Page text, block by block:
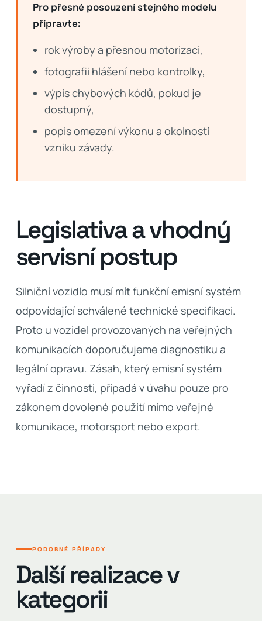
Pro přesné posouzení stejného modelu
připravte:
rok výroby a přesnou motorizaci,
fotografii hlášení nebo kontrolky,
výpis chybových kódů, pokud je
dostupný,
popis omezení výkonu a okolností
vzniku závady.
Legislativa a vhodný
servisní postup
Silniční vozidlo musí mít funkční emisní systém
odpovídající schválené technické specifikaci.
Proto u vozidel provozovaných na veřejných
komunikacích doporučujeme diagnostiku a
legální opravu. Zásah, který emisní systém
vyřadí z činnosti, připadá v úvahu pouze pro
zákonem dovolené použití mimo veřejné
komunikace, motorsport nebo export.
PODOBNÉ PŘÍPADY
Další realizace v
kategorii